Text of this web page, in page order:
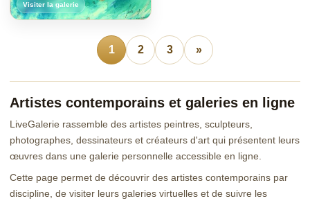
Visiter la galerie
1 2 3 »
Artistes contemporains et galeries en ligne
LiveGalerie rassemble des artistes peintres, sculpteurs,
photographes, dessinateurs et créateurs d'art qui présentent leurs
œuvres dans une galerie personnelle accessible en ligne.
Cette page permet de découvrir des artistes contemporains par
discipline, de visiter leurs galeries virtuelles et de suivre les